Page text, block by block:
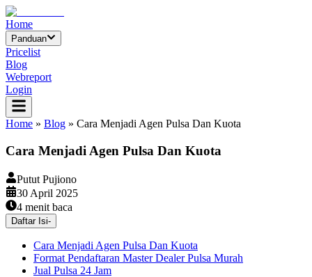
Home
Panduan
Pricelist
Blog
Webreport
Login
Home » Blog » Cara Menjadi Agen Pulsa Dan Kuota
Cara Menjadi Agen Pulsa Dan Kuota
Putut Pujiono
30 April 2025
4 menit baca
Daftar Isi-
Cara Menjadi Agen Pulsa Dan Kuota
Format Pendaftaran Master Dealer Pulsa Murah
Jual Pulsa 24 Jam